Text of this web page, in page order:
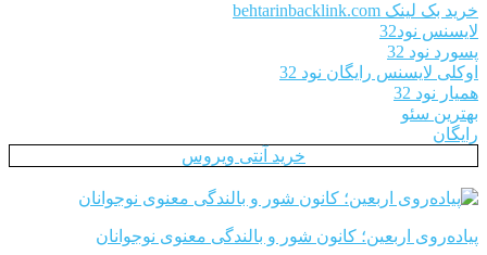
خرید بک لینک behtarinbacklink.com
لایسنس نود32
پسورد نود 32
اوکلی لایسنس رایگان نود 32
همیار نود 32
بهترین سئو
رایگان
خرید آنتی ویروس
پیاده‌روی اربعین؛ کانون شور و بالندگی معنوی نوجوانان